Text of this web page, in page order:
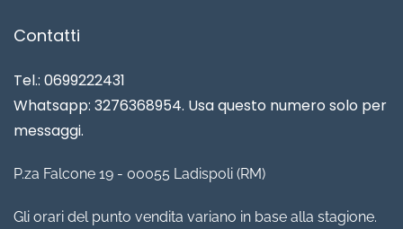
Contatti
Tel.: 0699222431
Whatsapp: 3276368954. Usa questo numero solo per
messaggi.
P.za Falcone 19 - 00055 Ladispoli (RM)
Gli orari del punto vendita variano in base alla stagione.